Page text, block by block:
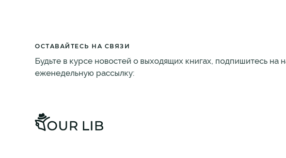
ОСТАВАЙТЕСЬ НА СВЯЗИ
Будьте в курсе новостей о выходящих книгах, подпишитесь на
еженедельную рассылку: